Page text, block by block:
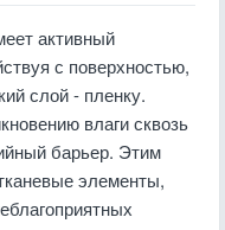
активный
с поверхностью,
слой - пленку.
влаги сквозь
барьер. Этим
элементы,